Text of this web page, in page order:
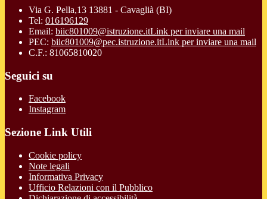
Via G. Pella,13 13881 - Cavaglià (BI)
Tel: 016196129
Email: biic801009@istruzione.itLink per inviare una mail
PEC: biic801009@pec.istruzione.itLink per inviare una mail
C.F.: 81065810020
Seguici su
Facebook
Instagram
Sezione Link Utili
Cookie policy
Note legali
Informativa Privacy
Ufficio Relazioni con il Pubblico